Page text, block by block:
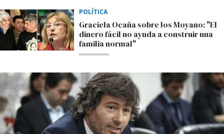
POLÍTICA
Graciela Ocaña sobre los Moyano: "El
dinero fácil no ayuda a construir una
familia normal"